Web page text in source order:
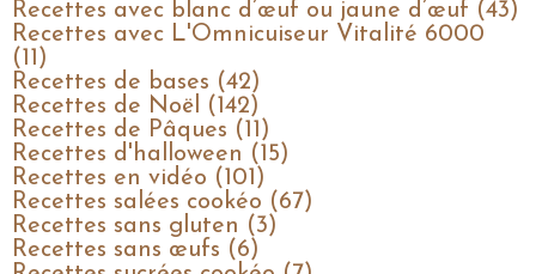
Recettes avec blanc d’œuf ou jaune d’œuf (43)
Recettes avec L'Omnicuiseur Vitalité 6000
(11)
Recettes de bases (42)
Recettes de Noël (142)
Recettes de Pâques (11)
Recettes d'halloween (15)
Recettes en vidéo (101)
Recettes salées cookéo (67)
Recettes sans gluten (3)
Recettes sans œufs (6)